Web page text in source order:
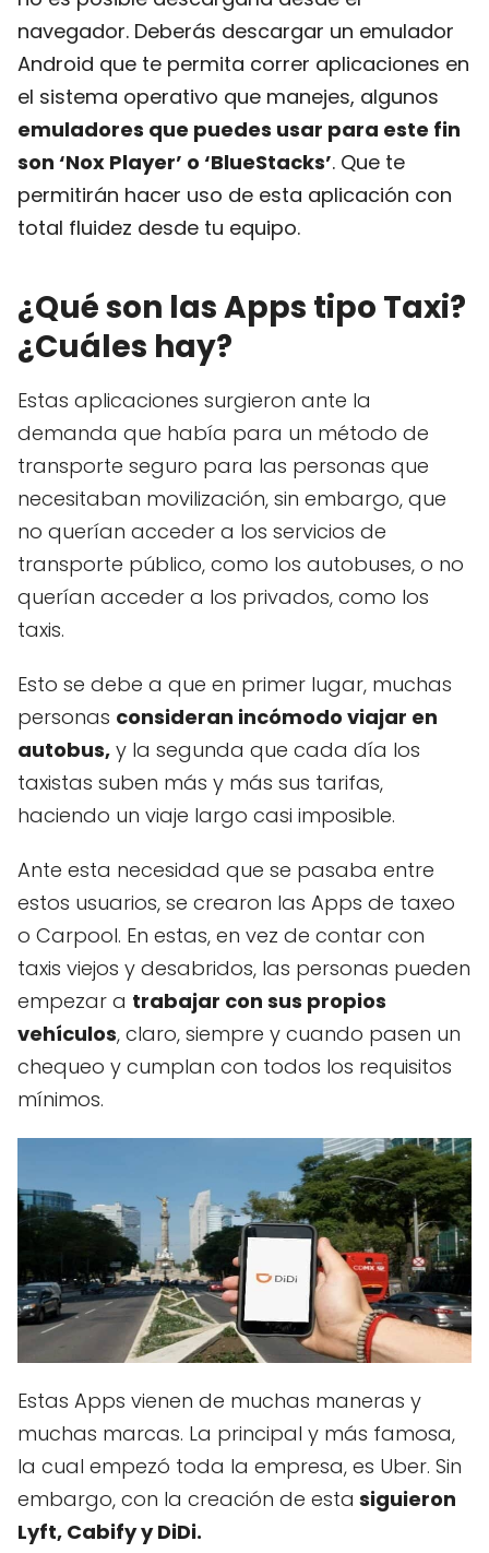
navegador. Deberás descargar un emulador
Android que te permita correr aplicaciones en
el sistema operativo que manejes, algunos
emuladores que puedes usar para este fin
son ‘Nox Player’ o ‘BlueStacks’. Que te
permitirán hacer uso de esta aplicación con
total fluidez desde tu equipo.
¿Qué son las Apps tipo Taxi?
¿Cuáles hay?
Estas aplicaciones surgieron ante la
demanda que había para un método de
transporte seguro para las personas que
necesitaban movilización, sin embargo, que
no querían acceder a los servicios de
transporte público, como los autobuses, o no
querían acceder a los privados, como los
taxis.
Esto se debe a que en primer lugar, muchas
personas consideran incómodo viajar en
autobus, y la segunda que cada día los
taxistas suben más y más sus tarifas,
haciendo un viaje largo casi imposible.
Ante esta necesidad que se pasaba entre
estos usuarios, se crearon las Apps de taxeo
o Carpool. En estas, en vez de contar con
taxis viejos y desabridos, las personas pueden
empezar a trabajar con sus propios
vehículos, claro, siempre y cuando pasen un
chequeo y cumplan con todos los requisitos
mínimos.
Estas Apps vienen de muchas maneras y
muchas marcas. La principal y más famosa,
la cual empezó toda la empresa, es Uber. Sin
embargo, con la creación de esta siguieron
Lyft, Cabify y DiDi.